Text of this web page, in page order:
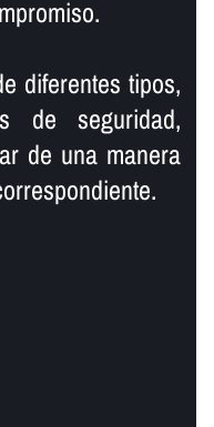
diferentes tipos,
de seguridad,
de una manera